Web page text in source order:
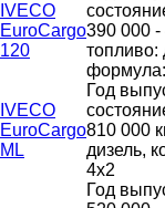
IVECO
EuroCargo
120
390 000 -
топливо:
IVECO
EuroCargo
ML
Год
810 000
дизель,
4x2
Год